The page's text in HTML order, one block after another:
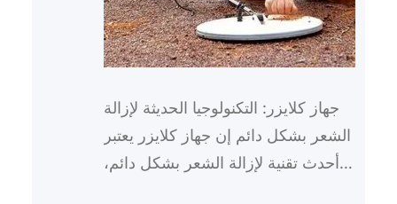
جهاز كلايزر: التكنولوجيا الحديثة لإزالة
الشعر بشكل دائم إن جهاز كلايزر يعتبر
أحدث تقنية لإزالة الشعر بشكل دائم،